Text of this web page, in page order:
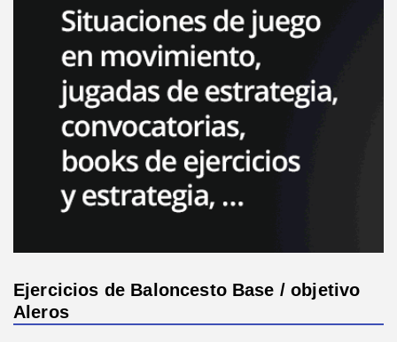
Ejercicios de Baloncesto Base / objetivo
Aleros